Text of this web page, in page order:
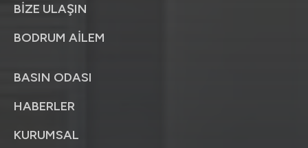
BİZE ULAŞIN
BODRUM AİLEM
BASIN ODASI
HABERLER
KURUMSAL